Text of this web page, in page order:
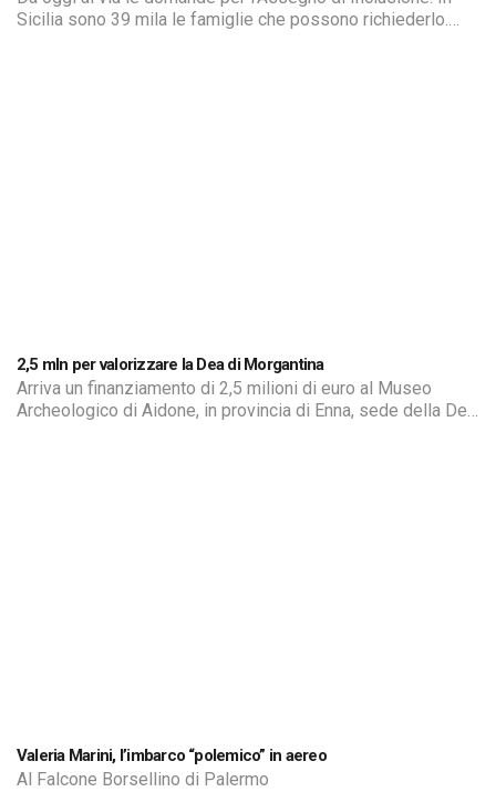
Sicilia sono 39 mila le famiglie che possono richiederlo.
2,5 mln per valorizzare la Dea di Morgantina
Arriva un finanziamento di 2,5 milioni di euro al Museo
Archeologico di Aidone, in provincia di Enna, sede della Dea
Valeria Marini, l’imbarco “polemico” in aereo
Al Falcone Borsellino di Palermo